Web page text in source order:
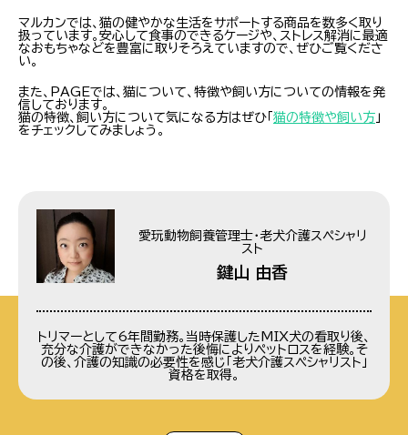
マルカンでは、猫の健やかな生活をサポートする商品を数多く取り
扱っています。安心して食事のできるケージや、ストレス解消に最適
なおもちゃなどを豊富に取りそろえていますので、ぜひご覧くださ
い。
また、PAGEでは、猫について、特徴や飼い方についての情報を発
信しております。
猫の特徴、飼い方について気になる方はぜひ「 猫の特徴や飼い方 」
をチェックしてみましょう。
愛玩動物飼養管理士・老犬介護スペシャリ
スト
鍵山 由香
トリマーとして6年間勤務。当時保護したMIX犬の看取り後、
充分な介護ができなかった後悔によりペットロスを経験。そ
の後、介護の知識の必要性を感じ「老犬介護スペシャリスト」
資格を取得。